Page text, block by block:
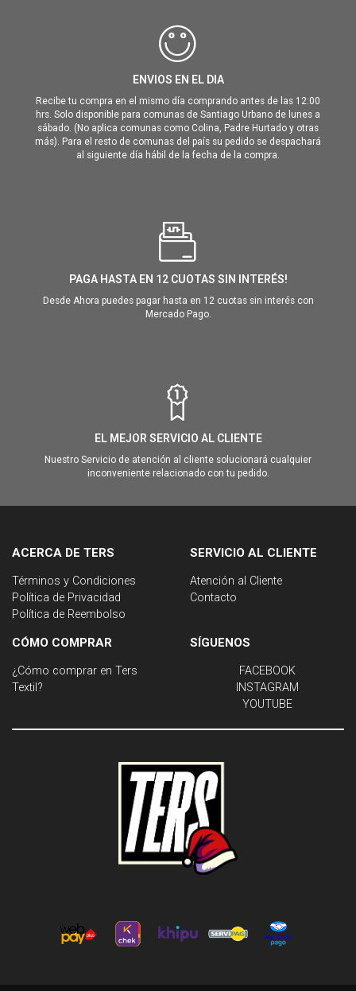
ENVIOS EN EL DIA
Recibe tu compra en el mismo día comprando antes de las 12:00
hrs. Solo disponible para comunas de Santiago Urbano de lunes a
sábado. (No aplica comunas como Colina, Padre Hurtado y otras
más). Para el resto de comunas del país su pedido se despachará
al siguiente día hábil de la fecha de la compra.
PAGA HASTA EN 12 CUOTAS SIN INTERÉS!
Desde Ahora puedes pagar hasta en 12 cuotas sin interés con
Mercado Pago.
EL MEJOR SERVICIO AL CLIENTE
Nuestro Servicio de atención al cliente solucionará cualquier
inconveniente relacionado con tu pedido.
ACERCA DE TERS
Términos y Condiciones
Política de Privacidad
Política de Reembolso
SERVICIO AL CLIENTE
Atención al Cliente
Contacto
CÓMO COMPRAR
¿Cómo comprar en Ters
Textil?
SÍGUENOS
FACEBOOK
INSTAGRAM
YOUTUBE